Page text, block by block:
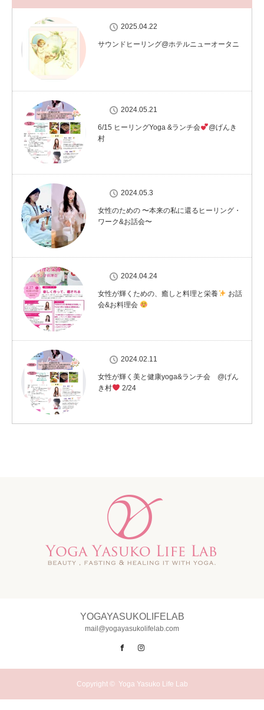
2025.04.22
サウンドヒーリング@ホテルニューオータニ
2024.05.21
6/15 ヒーリングYoga &ランチ会
@げんき
村
2024.05.3
女性のための 〜本来の私に還るヒーリング・
ワーク&お話会〜
2024.04.24
女性が輝くための、癒しと料理と栄養
お話
会&お料理会
2024.02.11
女性が輝く美と健康yoga&ランチ会 @げん
き村
2/24
YOGAYASUKOLIFELAB
mail@yogayasukolifelab.com
Facebook
Copyright © Yoga Yasuko Life Lab